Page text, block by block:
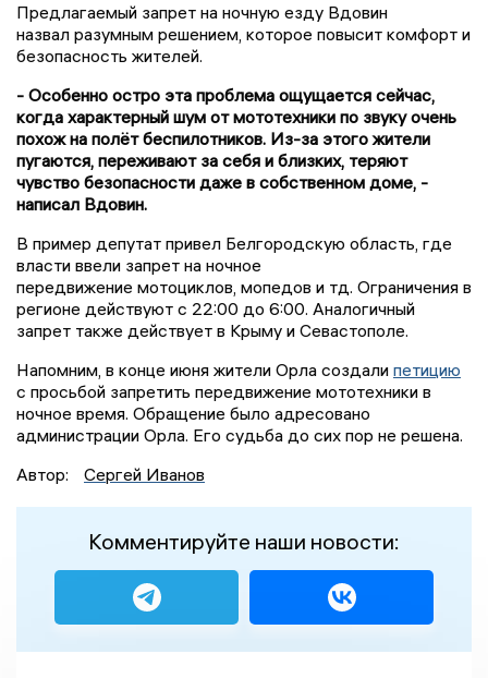
Предлагаемый запрет на ночную езду Вдовин
назвал разумным решением, которое повысит комфорт и
безопасность жителей.
- Особенно остро эта проблема ощущается сейчас,
когда характерный шум от мототехники по звуку очень
похож на полёт беспилотников. Из-за этого жители
пугаются, переживают за себя и близких, теряют
чувство безопасности даже в собственном доме, -
написал Вдовин.
В пример депутат привел Белгородскую область, где
власти ввели запрет на ночное
передвижение мотоциклов, мопедов и тд. Ограничения в
регионе действуют с 22:00 до 6:00. Аналогичный
запрет также действует в Крыму и Севастополе.
Напомним, в конце июня жители Орла создали петицию
с просьбой запретить передвижение мототехники в
ночное время. Обращение было адресовано
администрации Орла. Его судьба до сих пор не решена.
Автор:
Сергей Иванов
Комментируйте наши новости: